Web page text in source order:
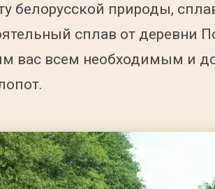
белорусской природы,
сплав от
вас всем необходимым и